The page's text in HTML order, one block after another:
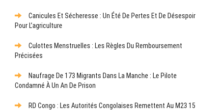
Canicules Et Sécheresse : Un Été De Pertes Et De Désespoir
Pour L’agriculture
Culottes Menstruelles : Les Règles Du Remboursement
Précisées
Naufrage De 173 Migrants Dans La Manche : Le Pilote
Condamné À Un An De Prison
RD Congo : Les Autorités Congolaises Remettent Au M23 15